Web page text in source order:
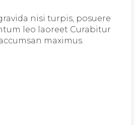
nisi turpis, posuere
leo laoreet Curabitur
maximus.